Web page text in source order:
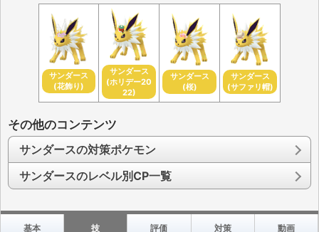
サンダース
(花飾り)
サンダース
(ホリデー20
22)
サンダース
(桜)
サンダース
(サファリ帽)
その他のコンテンツ
サンダースの対策ポケモン
サンダースのレベル別CP一覧
基本 技 評価 対策 動画